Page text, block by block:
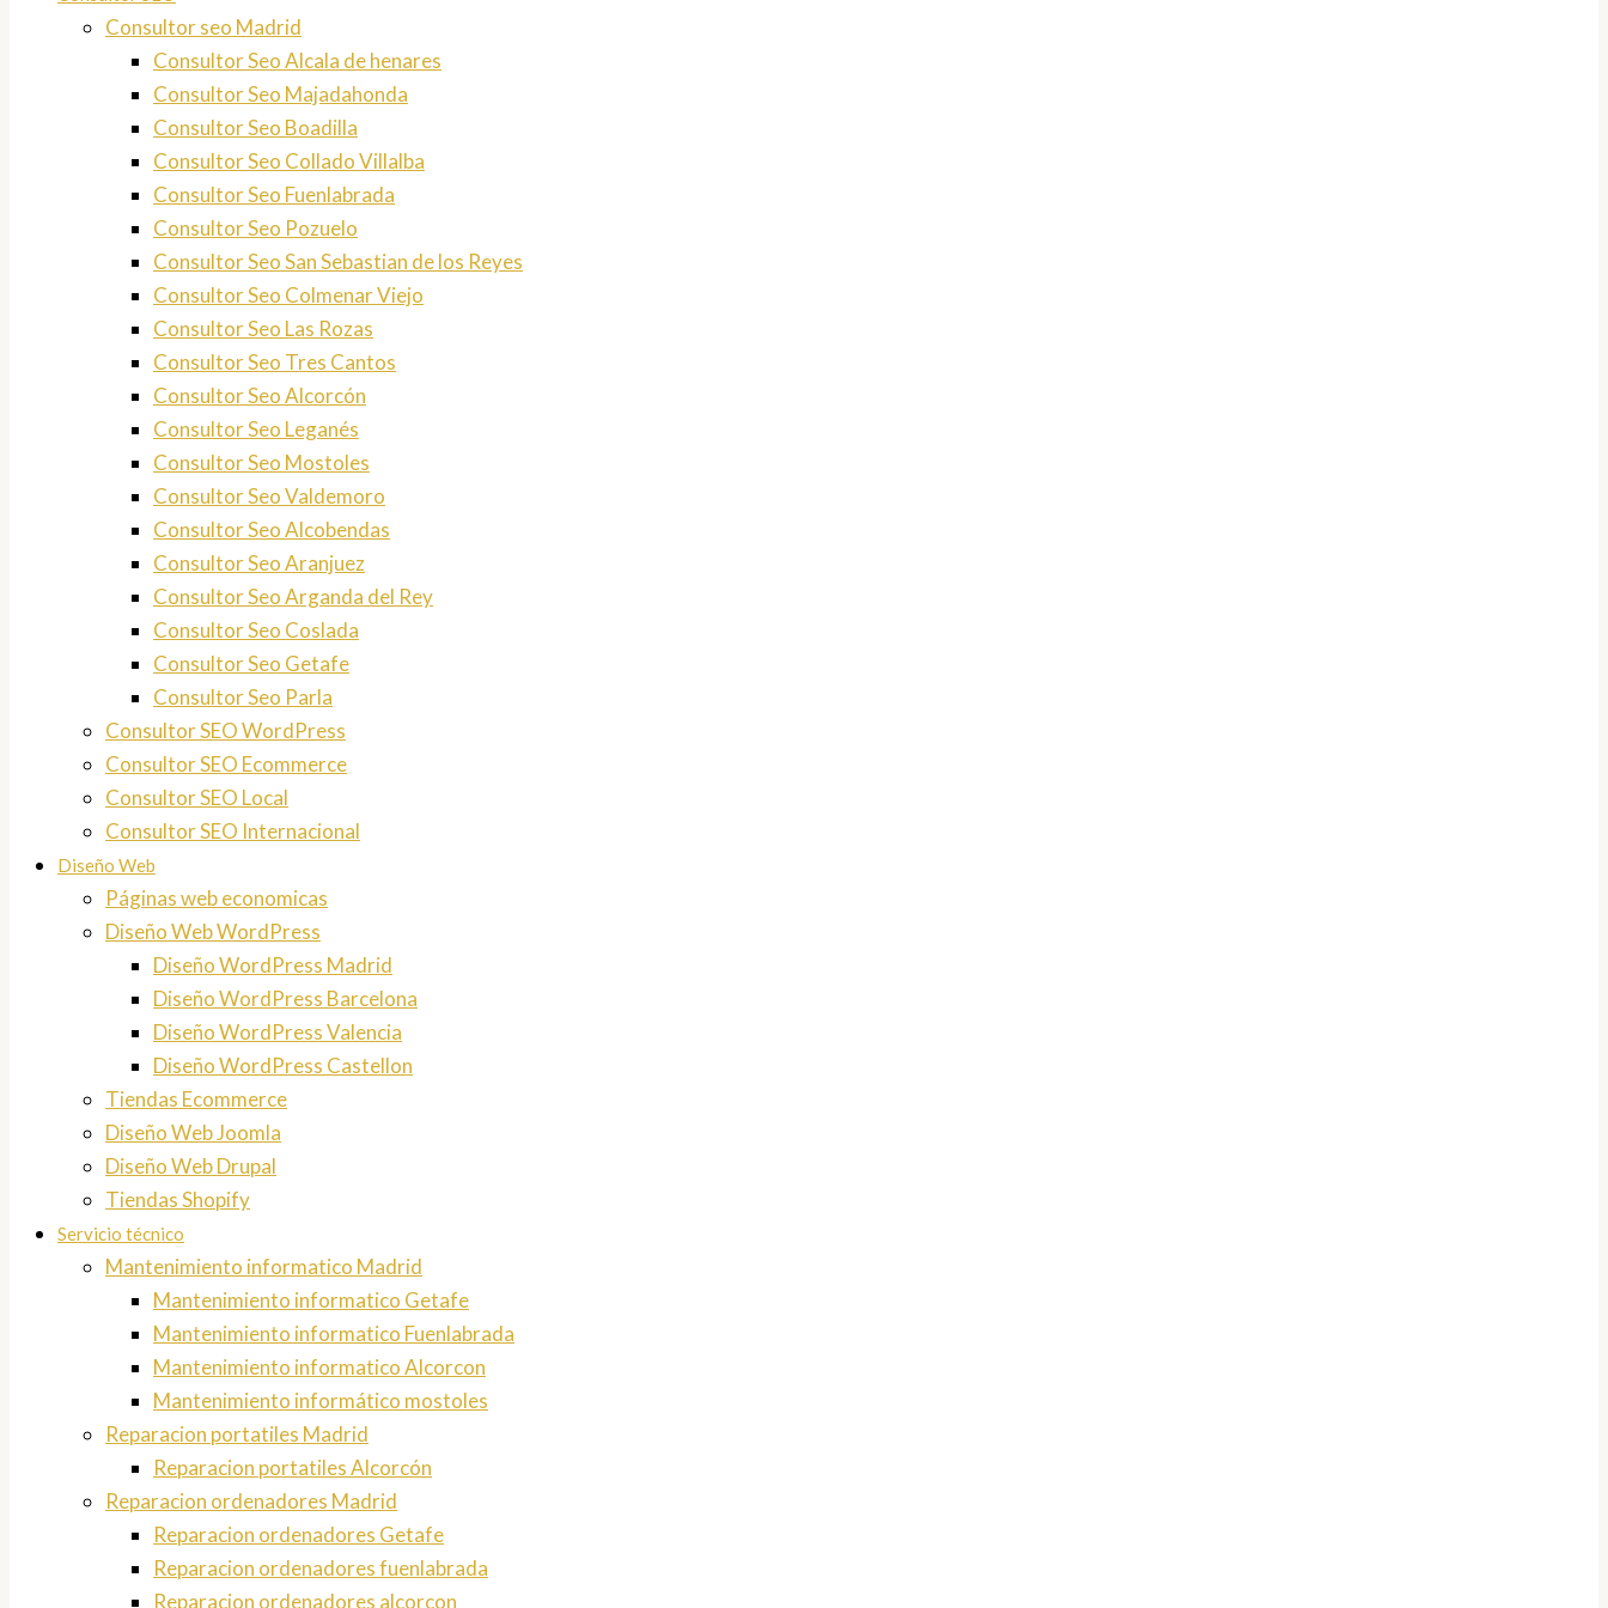
Consultor seo Madrid
Consultor Seo Alcala de henares
Consultor Seo Majadahonda
Consultor Seo Boadilla
Consultor Seo Collado Villalba
Consultor Seo Fuenlabrada
Consultor Seo Pozuelo
Consultor Seo San Sebastian de los Reyes
Consultor Seo Colmenar Viejo
Consultor Seo Las Rozas
Consultor Seo Tres Cantos
Consultor Seo Alcorcón
Consultor Seo Leganés
Consultor Seo Mostoles
Consultor Seo Valdemoro
Consultor Seo Alcobendas
Consultor Seo Aranjuez
Consultor Seo Arganda del Rey
Consultor Seo Coslada
Consultor Seo Getafe
Consultor Seo Parla
Consultor SEO WordPress
Consultor SEO Ecommerce
Consultor SEO Local
Consultor SEO Internacional
Diseño Web
Páginas web economicas
Diseño Web WordPress
Diseño WordPress Madrid
Diseño WordPress Barcelona
Diseño WordPress Valencia
Diseño WordPress Castellon
Tiendas Ecommerce
Diseño Web Joomla
Diseño Web Drupal
Tiendas Shopify
Servicio técnico
Mantenimiento informatico Madrid
Mantenimiento informatico Getafe
Mantenimiento informatico Fuenlabrada
Mantenimiento informatico Alcorcon
Mantenimiento informático mostoles
Reparacion portatiles Madrid
Reparacion portatiles Alcorcón
Reparacion ordenadores Madrid
Reparacion ordenadores Getafe
Reparacion ordenadores fuenlabrada
Reparacion ordenadores alcorcon